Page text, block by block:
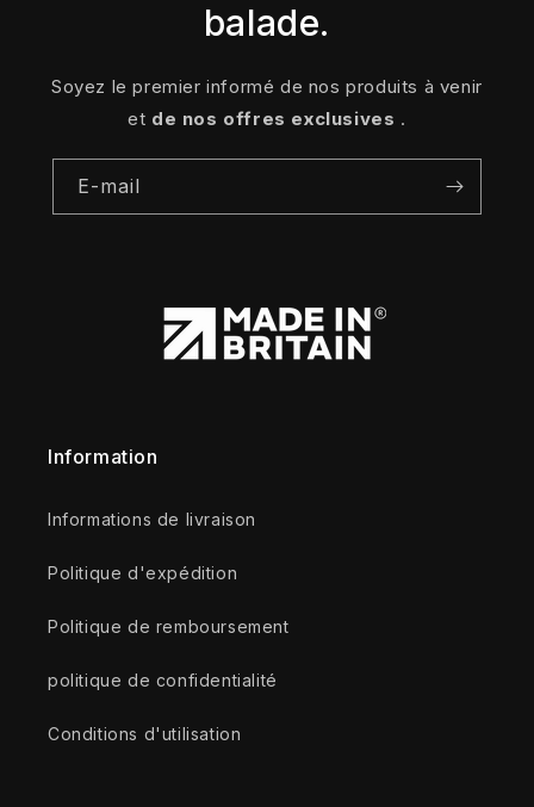
balade.
Soyez le premier informé de nos produits à venir
et de nos offres exclusives .
E-mail
Information
Informations de livraison
Politique d'expédition
Politique de remboursement
politique de confidentialité
Conditions d'utilisation